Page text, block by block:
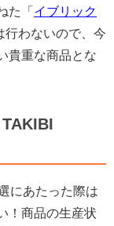
た「 イブリック
行わないので、今
貴重な商品とな
にあたった際は
！商品の生産状